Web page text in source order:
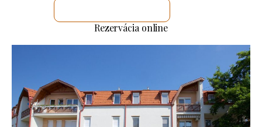
Rezervácia online